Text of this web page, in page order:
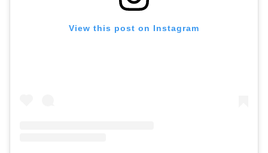
View this post on Instagram